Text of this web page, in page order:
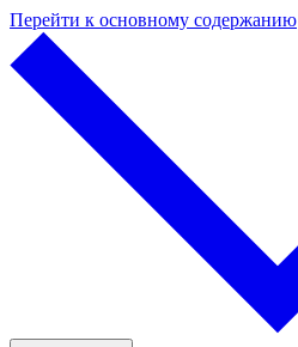
Перейти к основному содержанию